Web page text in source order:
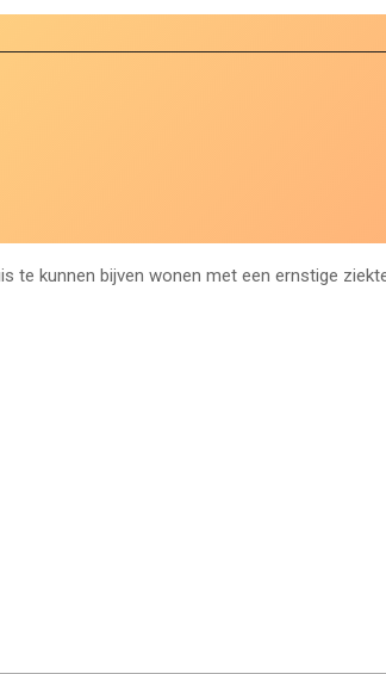
te kunnen bijven wonen met een ernstige